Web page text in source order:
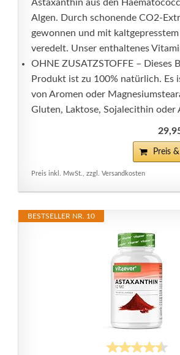
Astaxanthin aus den
Algen. Durch schonende CO2-
gewonnen und mit kaltgepresstem
veredelt. Unser enthaltenes
OHNE ZUSATZSTOFFE – Dieses
Produkt ist zu 100% natürlich. Es
von Aromen oder
Gluten, Laktose, Sojalecithin oder
Preis
Preis inkl. MwSt., zzgl. Versandkosten
BESTSELLER NR. 10